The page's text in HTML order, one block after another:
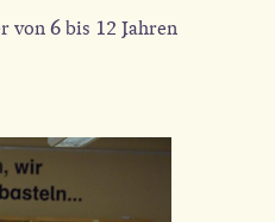
6 bis 12 Jahren